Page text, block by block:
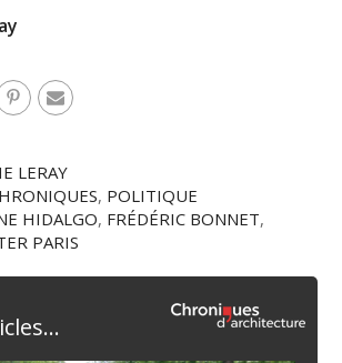
LERAY
, POLITIQUE
HIDALGO, FRÉDÉRIC BONNET,
PARIS